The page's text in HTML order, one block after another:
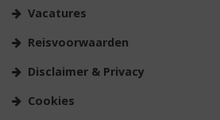
Vacatures
Reisvoorwaarden
Disclaimer & Privacy
Cookies